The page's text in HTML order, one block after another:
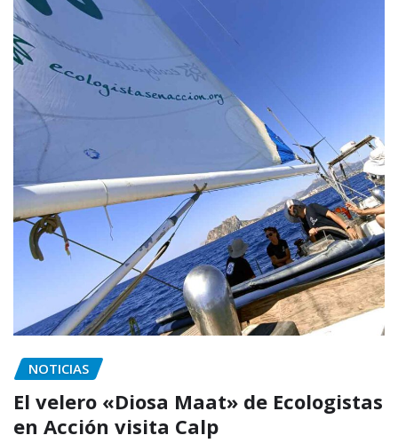
NOTICIAS
El velero «Diosa Maat» de Ecologistas
en Acción visita Calp